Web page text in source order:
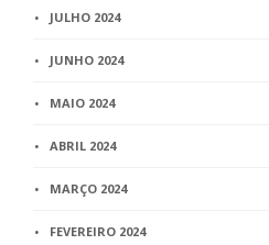
JULHO 2024
JUNHO 2024
MAIO 2024
ABRIL 2024
MARÇO 2024
FEVEREIRO 2024